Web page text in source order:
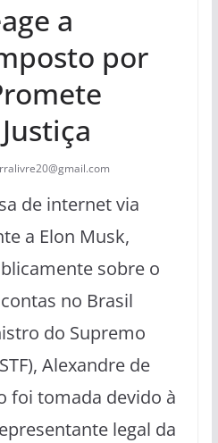
a
por
de internet via
a Elon Musk,
sobre o
no Brasil
do Supremo
Alexandre de
foi tomada devido à
legal da